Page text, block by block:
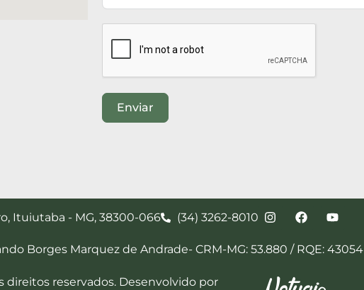
Enviar
Ituiutaba - MG, 38300-066 (34) 3262-8010
Borges Marquez de Andrade- CRM-MG: 53.880 / RQE: 43054
direitos reservados. Desenvolvido por